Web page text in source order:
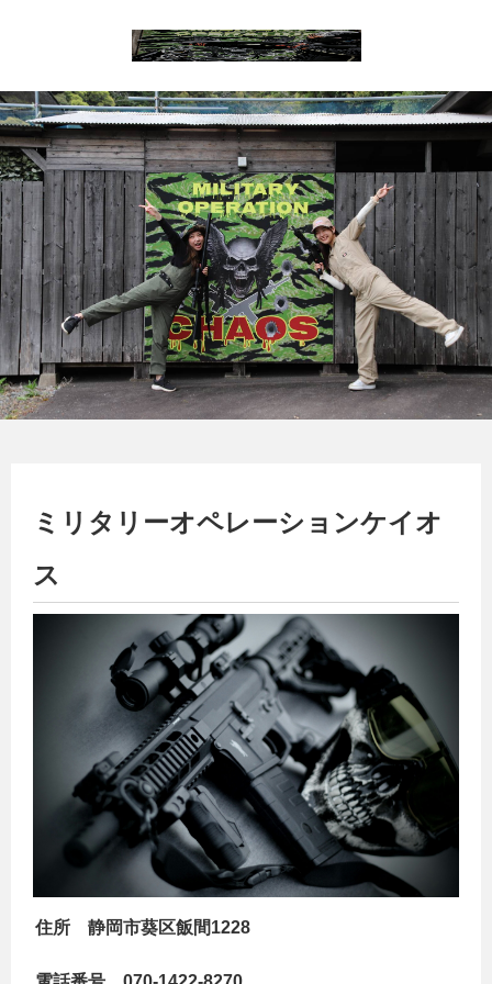
ミリタリーオペレーションケイオ
ス
住所 静岡市葵区飯間1228